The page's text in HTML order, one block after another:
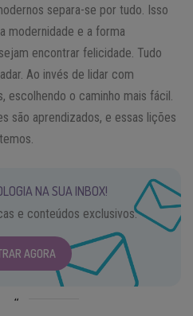
separa-se por tudo. Isso
modernidade e a forma
encontrar felicidade. Tudo
Ao invés de lidar com
escolhendo o caminho mais fácil.
são aprendizados, e essas lições
NA SUA INBOX!
e conteúdos exclusivos.
AGORA